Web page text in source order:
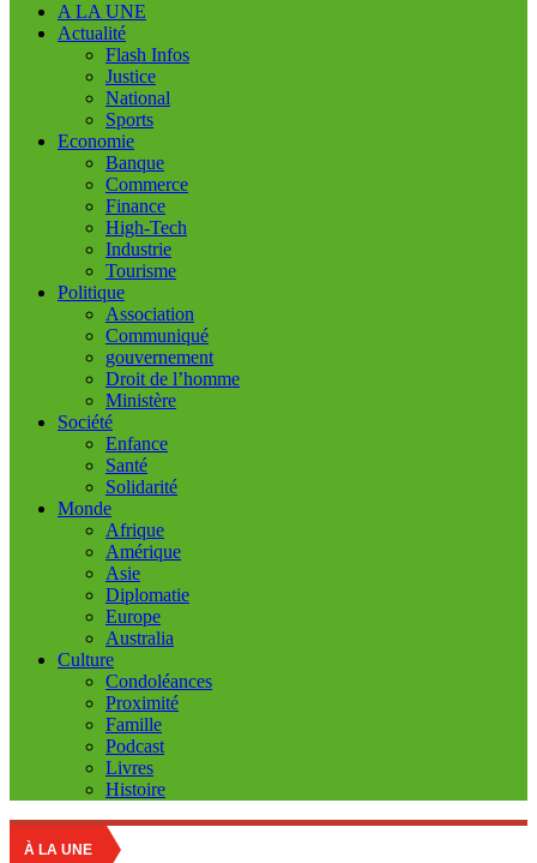
A LA UNE
Actualité
Flash Infos
Justice
National
Sports
Economie
Banque
Commerce
Finance
High-Tech
Industrie
Tourisme
Politique
Association
Communiqué
gouvernement
Droit de l’homme
Ministère
Société
Enfance
Santé
Solidarité
Monde
Afrique
Amérique
Asie
Diplomatie
Europe
Australia
Culture
Condoléances
Proximité
Famille
Podcast
Livres
Histoire
À LA UNE